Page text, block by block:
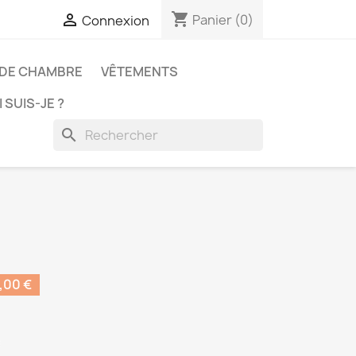
 Connexion shopping_cart Panier (0)
CHAMBRE
VÊTEMENTS
SUIS-JE ?
search
€